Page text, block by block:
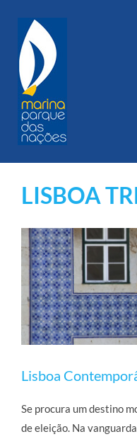
LISBOA
Lisboa
Se procura um destino
de eleição. Na